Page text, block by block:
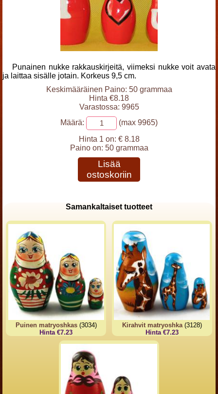
Punainen nukke rakkauskirjeitä, viimeksi nukke voit avata
ja laittaa sisälle jotain. Korkeus 9,5 cm.
Keskimääräinen Paino: 50 grammaa
Hinta €8.18
Varastossa: 9965
Määrä:
(max 9965)
Hinta 1 on: € 8.18
Paino on: 50 grammaa
Lisää
ostoskoriin
Samankaltaiset tuotteet
Puinen matryoshkas(3034)
Hinta €7.23
Kirahvit matryoshka(3128)
Hinta €7.23